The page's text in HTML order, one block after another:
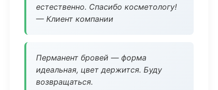
естественно. Спасибо косметологу!
— Клиент компании
Перманент бровей — форма
идеальная, цвет держится. Буду
возвращаться.